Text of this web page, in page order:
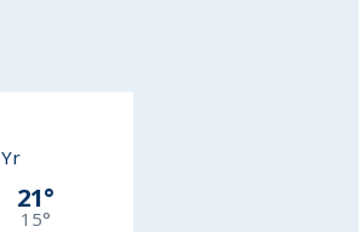
Yr
21°
15°